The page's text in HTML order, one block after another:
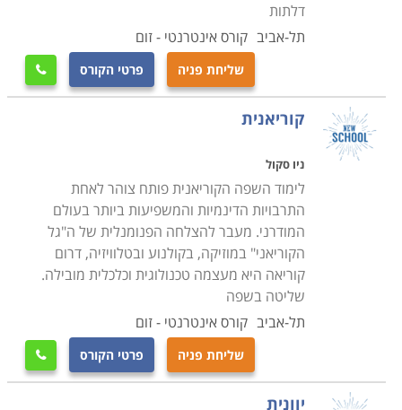
דלתות
תל-אביב קורס אינטרנטי - זום
שליחת פניה פרטי הקורס 
קוריאנית
ניו סקול
לימוד השפה הקוריאנית פותח צוהר לאחת
התרבויות הדינמיות והמשפיעות ביותר בעולם
המודרני. מעבר להצלחה הפנומנלית של ה"גל
הקוריאני" במוזיקה, בקולנוע ובטלוויזיה, דרום
קוריאה היא מעצמה טכנולוגית וכלכלית מובילה.
שליטה בשפה
תל-אביב קורס אינטרנטי - זום
שליחת פניה פרטי הקורס 
יוונית